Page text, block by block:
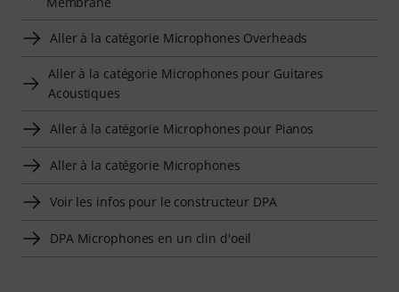
Aller à la catégorie Microphones Overheads
Aller à la catégorie Microphones pour Guitares
Acoustiques
Aller à la catégorie Microphones pour Pianos
Aller à la catégorie Microphones
Voir les infos pour le constructeur DPA
DPA Microphones en un clin d'oeil